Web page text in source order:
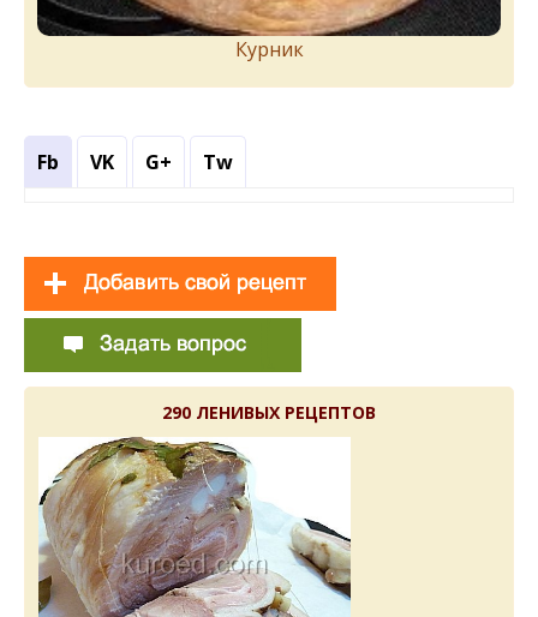
Курник
Fb VK G+ Tw
290 ЛЕНИВЫХ РЕЦЕПТОВ